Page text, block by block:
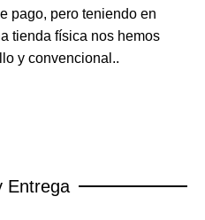
pago, pero teniendo en
tienda física nos hemos
y convencional..
Entrega